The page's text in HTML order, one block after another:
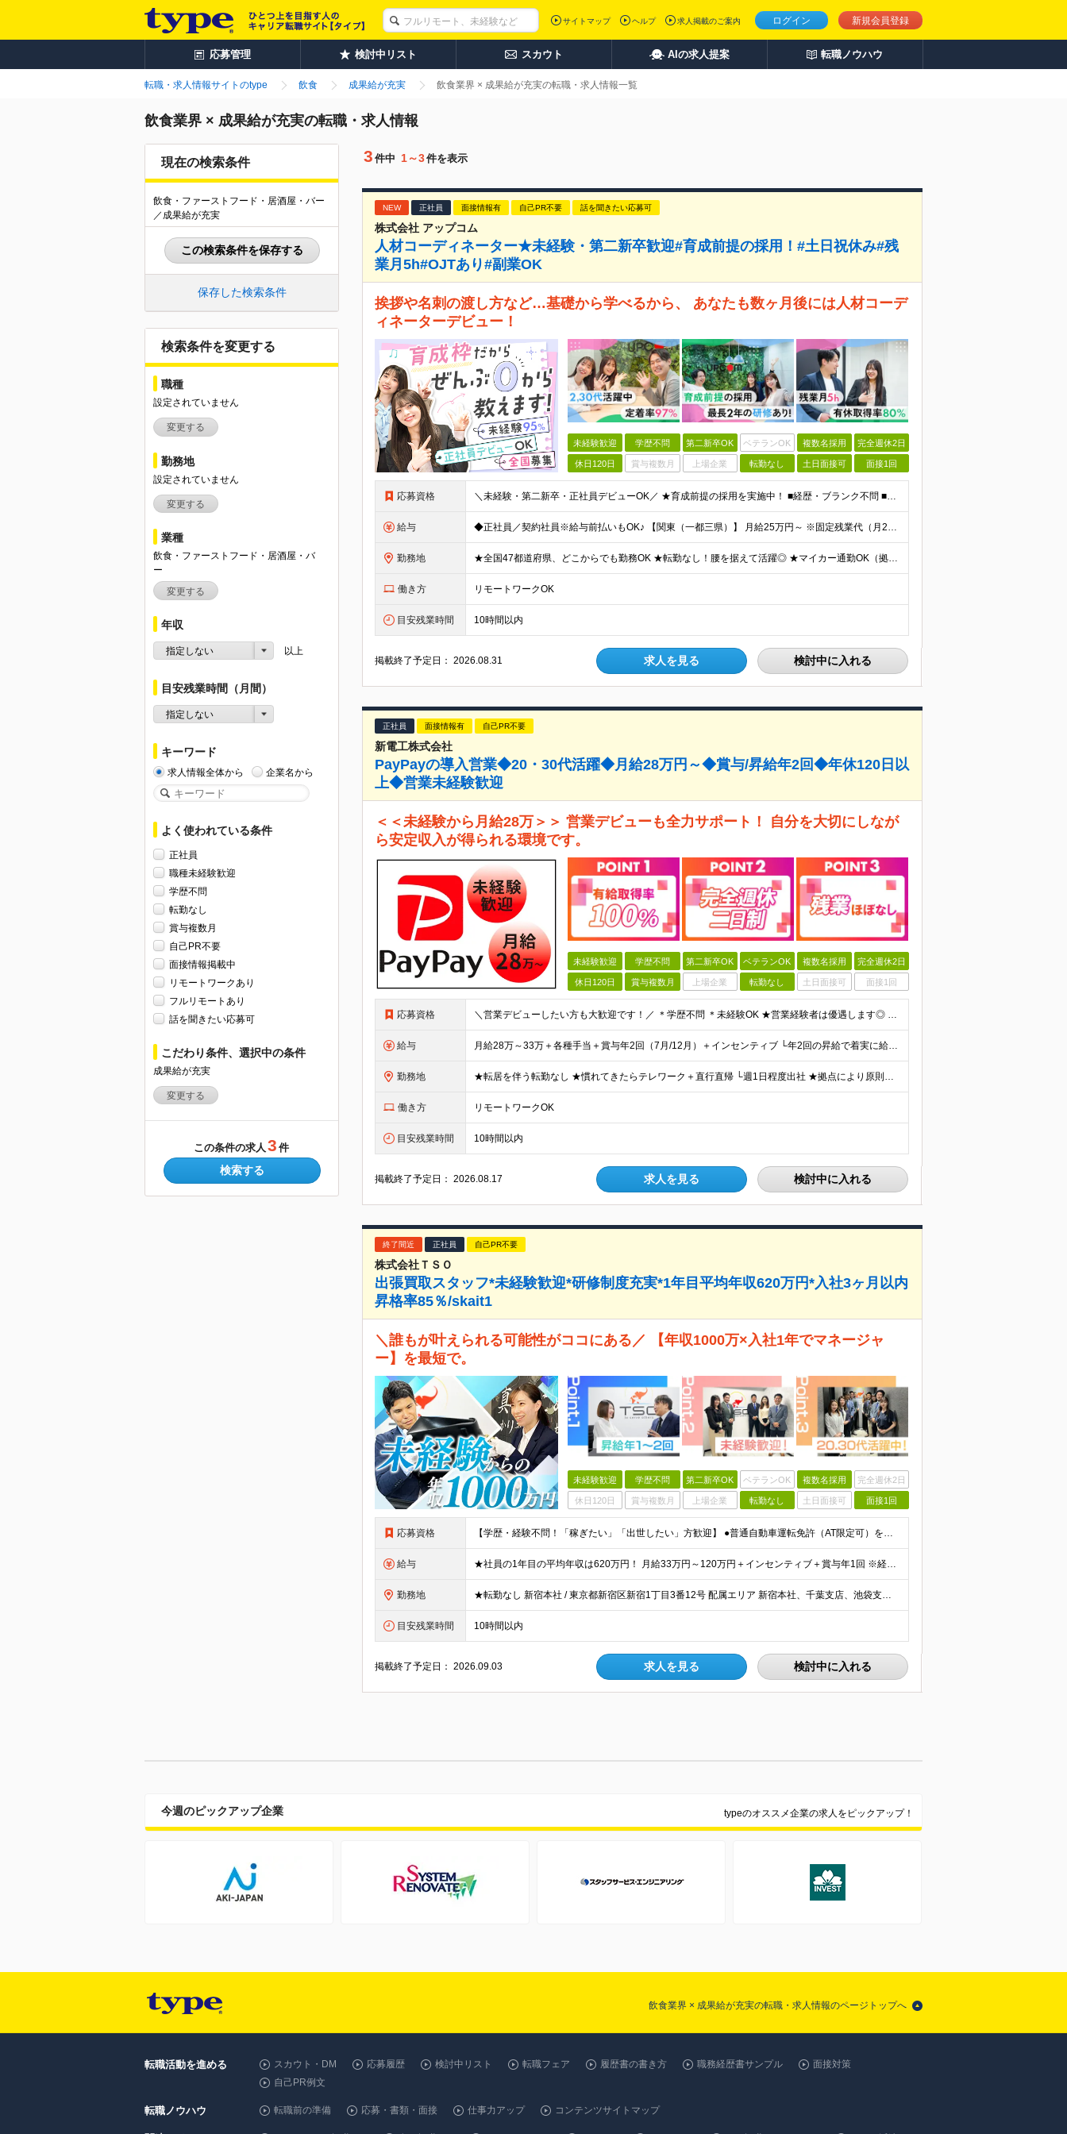
ログイン 新規会員登録
サイトマップ ヘルプ 求人掲載のご案内
応募管理 検討中リスト スカウト AIの求人提案 転職ノウハウ
転職・求人情報サイトのtype 飲食 成果給が充実 飲食業界 × 成果給が充実の転職・求人情報一覧
飲食業界 × 成果給が充実の転職・求人情報
現在の検索条件
飲食・ファーストフード・居酒屋・バー
／成果給が充実
この検索条件を保存する
保存した検索条件
検索条件を変更する
職種
設定されていません
変更する
勤務地
設定されていません
変更する
業種
飲食・ファーストフード・居酒屋・バ
ー
変更する
年収
指定しない 以上
目安残業時間（月間）
指定しない
キーワード
求人情報全体から 企業名から
よく使われている条件
正社員
職種未経験歓迎
学歴不問
転勤なし
賞与複数月
自己PR不要
面接情報掲載中
リモートワークあり
フルリモートあり
話を聞きたい応募可
こだわり条件、選択中の条件
成果給が充実
変更する
この条件の求人 3 件
検索する
3 件中 1～3件を表示
NEW 正社員 面接情報有 自己PR不要 話を聞きたい応募可
株式会社 アップコム
人材コーディネーター★未経験・第二新卒歓迎#育成前提の採用！#土日祝休み#残
業月5h#OJTあり#副業OK
挨拶や名刺の渡し方など…基礎から学べるから、 あなたも数ヶ月後には人材コーデ
ィネーターデビュー！
未経験歓迎 学歴不問 第二新卒OK ベテランOK 複数名採用 完全週休2日
休日120日 賞与複数月 上場企業 転勤なし 土日面接可 面接1回
応募資格 ＼未経験・第二新卒・正社員デビューOK／ ★育成前提の採用を実施中！ ■経歴・ブランク不問 ■学歴不問 ≪≪特別なスキルや経験は必要なし！≫≫ 当社では人柄重視の採用を実施しています。 働く先輩社員
給与 ◆正社員／契約社員※給与前払いもOK♪ 【関東（一都三県）】 月給25万円～ ※固定残業代（月20時間分／月3万2383円）を含む。超過分は別途支給。 ※試用期間中の給与は月給23万円～ 【関東（北
勤務地 ★全国47都道府県、どこからでも勤務OK ★転勤なし！腰を据えて活躍◎ ★マイカー通勤OK（拠点による） ★業務に慣れたら、ゆくゆくはリモート併用やフルリモートも可能 全国のお客様先にて勤務していた
働き方 リモートワークOK
目安残業時間 10時間以内
掲載終了予定日：2026.08.31 求人を見る 検討中に入れる
正社員 面接情報有 自己PR不要
新電工株式会社
PayPayの導入営業◆20・30代活躍◆月給28万円～◆賞与/昇給年2回◆年休120日以
上◆営業未経験歓迎
＜＜未経験から月給28万＞＞ 営業デビューも全力サポート！ 自分を大切にしなが
ら安定収入が得られる環境です。
未経験歓迎 学歴不問 第二新卒OK ベテランOK 複数名採用 完全週休2日
休日120日 賞与複数月 上場企業 転勤なし 土日面接可 面接1回
応募資格 ＼営業デビューしたい方も大歓迎です！／ ＊学歴不問 ＊未経験OK ★営業経験者は優遇します◎ ＼こんな方にオススメです◎／ ◆新しいことにワクワクできる方 ◆会社と一緒に成長していきたいと考えている
給与 月給28万～33万＋各種手当＋賞与年2回（7月/12月）＋インセンティブ └年2回の昇給で着実に給与アップを狙えます◎ ※経験・スキルを考慮の上、当社規定により優遇します。 ※試用期間6か月あり（資
勤務地 ★転居を伴う転勤なし ★慣れてきたらテレワーク＋直行直帰 └週1日程度出社 ★拠点により原則オフィス出社の場合もあり ＼各拠点のいずれかにて勤務していただきます／※希望は面接時にお伺いします ■北海
働き方 リモートワークOK
目安残業時間 10時間以内
掲載終了予定日：2026.08.17 求人を見る 検討中に入れる
終了間近 正社員 自己PR不要
株式会社ＴＳＯ
出張買取スタッフ*未経験歓迎*研修制度充実*1年目平均年収620万円*入社3ヶ月以内
昇格率85％/skait1
＼誰もが叶えられる可能性がココにある／ 【年収1000万×入社1年でマネージャ
ー】を最短で。
未経験歓迎 学歴不問 第二新卒OK ベテランOK 複数名採用 完全週休2日
休日120日 賞与複数月 上場企業 転勤なし 土日面接可 面接1回
応募資格 【学歴・経験不問！「稼ぎたい」「出世したい」方歓迎】 ●普通自動車運転免許（AT限定可）をお持ちの方 ☆こんな方はおすすめ！☆ ◎成長市場へ挑戦したい方 ◎年功序列ではなく正当な評価と報酬を得たい方
給与 ★社員の1年目の平均年収は620万円！ 月給33万円～120万円＋インセンティブ＋賞与年1回 ※経験・能力を考慮の上、決定します。 ※固定残業代（月69.5時間分・9万7,000円～）含む。超過分別
勤務地 ★転勤なし 新宿本社 / 東京都新宿区新宿1丁目3番12号 配属エリア 新宿本社、千葉支店、池袋支店、立川支店、大宮支店、品川支店、新横浜支店、横浜支店、竹ノ塚支店、水戸支店、高崎支店、宇都宮支店
目安残業時間 10時間以内
掲載終了予定日：2026.09.03 求人を見る 検討中に入れる
今週のピックアップ企業 typeのオススメ企業の求人をピックアップ！
飲食業界 × 成果給が充実の転職・求人情報のページトップへ
転職活動を進める スカウト・DM 応募履歴 検討中リスト 転職フェア 履歴書の書き方 職務経歴書サンプル
面接対策
自己PR例文
転職ノウハウ 転職前の準備 応募・書類・面接 仕事力アップ コンテンツサイトマップ